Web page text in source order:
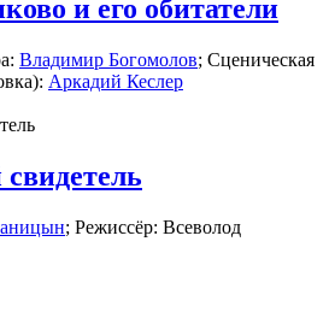
и его обитатели
Владимир Богомолов; Сценическая
Аркадий Кеслер
; Режиссёр: Всеволод